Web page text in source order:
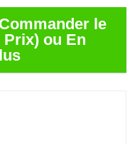
le
ou En